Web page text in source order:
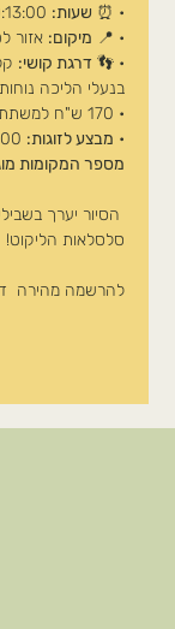
• ⏰ שעות:
• 📍 מיקום: אזור
• 👣 דרגת קושי:
בנעלי הליכה
• 170 ש"ח למשתתף
• מבצע לזוגות:
מספר המקומות
הסיור יערך
סלסלאות הליקוט!
להרשמה מהירה